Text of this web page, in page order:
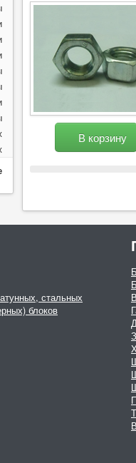
В корзину
стальных
блоков